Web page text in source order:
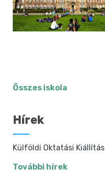
Összes iskola
Hírek
Külföldi Oktatási Kiállítás
További hírek